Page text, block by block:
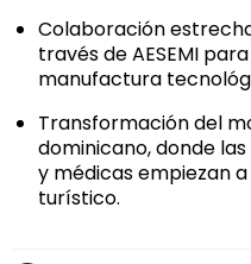
Colaboración
través de AESEMI
manufactura
Transformación del
dominicano, donde
y médicas empiezan
turístico.